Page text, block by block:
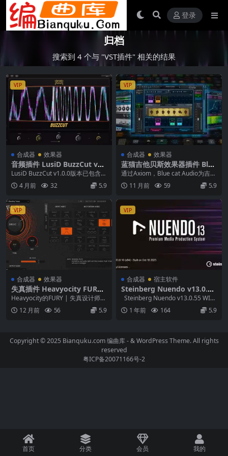
登录
归档
搜索到 4 个与 "VST插件" 相关的结果
VIP
合成器 效果器
音频插件 LusiD BuzzCut v1.
0.0 WiN
LusiD BuzzCut v1.0.0版本已包含密
钥生成器——MOCHA。该插...
4 月前 32 5.9
VIP
合成器 效果器
蓝猫吉他贝斯效果器插件 Blue
Cat Audio Axiom v2.21 WI
通过Axiom，Blue cat Audio为吉他
和贝司提供了多效果处理器和放
大...11 月前 59 5.9
VIP
合成器 效果器
失真插件 Heavyocity FURY
Distortion Designer 1.1.3
(MAC)
Heavyocity的FURY | 失真设计师是
一个大胆的失真VST插件，具有各...
12 月前 56 5.9
VIP
合成器 宿主软件
Steinberg Nuendo v13.0.55
WIN MAC – 顶级音频后期制
作软件破解版
Steinberg Nuendo v13.0.55 WIN
MAC...
1 年前 164 5.9
Copyright © 2025 Bianquku.com编曲库- & WordPress Theme. All rights
reserved
粤ICP备20071166号-2
首页 分类 会员 我的